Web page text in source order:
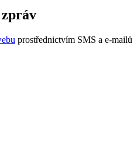
prostřednictvím SMS a e-mailů